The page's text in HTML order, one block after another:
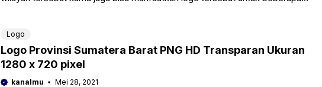
Logo
Logo Provinsi Sumatera Barat PNG HD Transparan Ukuran
1280 x 720 pixel
kanalmu Mei 28, 2021